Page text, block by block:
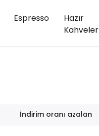
Espresso
Hazır
Kahveler
İndirim oranı azalan